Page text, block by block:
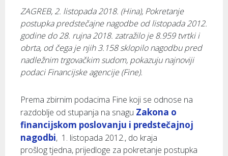
ZAGREB, 2. listopada 2018. (Hina), Pokretanje
postupka predstečajne nagodbe od listopada 2012.
godine do 28. rujna 2018. zatražilo je 8.959 tvrtki i
obrta, od čega je njih 3.158 sklopilo nagodbu pred
nadležnim trgovačkim sudom, pokazuju najnoviji
podaci Financijske agencije (Fine).
Prema zbirnim podacima Fine koji se odnose na
razdoblje od stupanja na snagu Zakona o
financijskom poslovanju i predstečajnoj
nagodbi, 1. listopada 2012., do kraja
prošlog tjedna, prijedloge za pokretanje postupka